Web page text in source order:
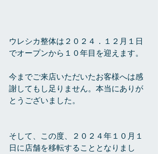
ウレシカ整体は２０２４．１２月１日
でオープンから１０年目を迎えます。
今までご来店いただいたお客様へは感
謝してもし足りません。本当にありが
とうございました。
そして、この度、２０２４年１０月１
日に店舗を移転することとなりまし